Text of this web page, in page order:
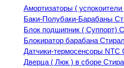
Амортизаторы (
Баки-Полубаки-Барабаны
Блок подшипник ( Суппорт)
Блокиратор барабана
Датчики-термосенсоры
Дверца ( Люк ) в сборе